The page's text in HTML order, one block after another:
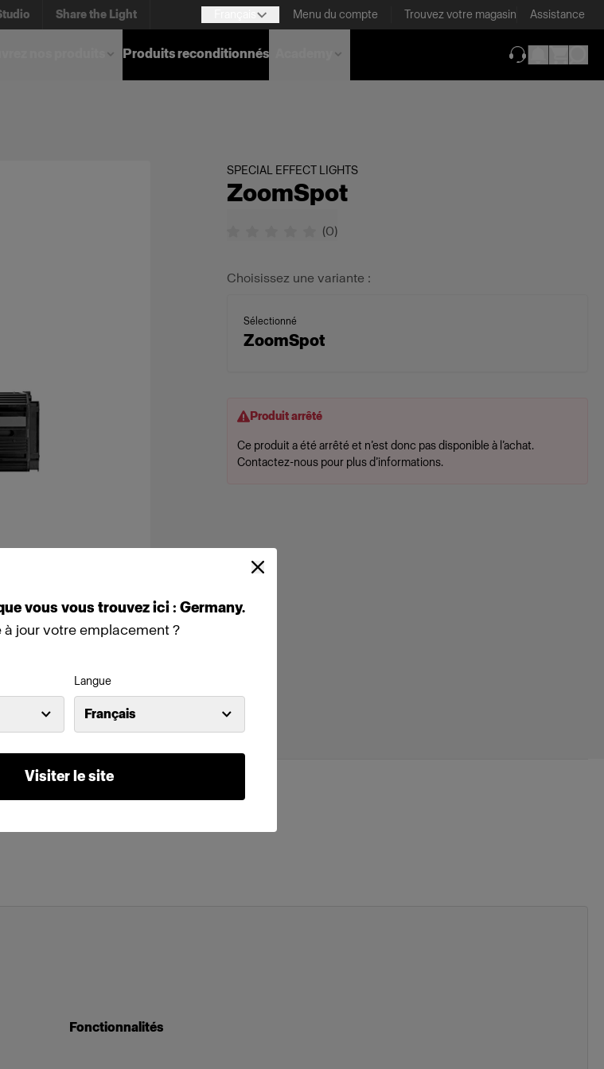
vous vous trouvezici : Germany.
à jour votre emplacement ?
Langue
Français
Visiter le site
Share the Light Menu du compte Trouvez votre magasin Assistance
Produits reconditionnés
SPECIAL EFFECT LIGHTS
ZoomSpot
(0)
Choisissez une variante :
Sélectionné
ZoomSpot
Produit arrêté
Ce produit a été arrêté et n’est donc pas disponible à l’achat.
Contactez-nous pour plus d’informations.
Fonctionnalités